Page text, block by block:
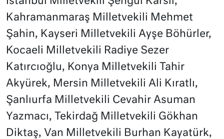
Kahramanmaraş Milletvekili Mehmet
Şahin, Kayseri Milletvekili Ayşe Böhürler,
Kocaeli Milletvekili Radiye Sezer
Katırcıoğlu, Konya Milletvekili Tahir
Akyürek, Mersin Milletvekili Ali Kıratlı,
Şanlıurfa Milletvekili Cevahir Asuman
Yazmacı, Tekirdağ Milletvekili Gökhan
Diktaş, Van Milletvekili Burhan Kayatürk,